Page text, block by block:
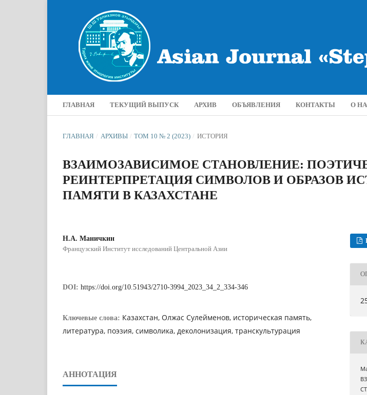
ГЛАВНАЯ ТЕКУЩИЙ ВЫПУСК АРХИВ ОБЪЯВЛЕНИЯ КОНТАКТЫ О
ГЛАВНАЯ / АРХИВЫ / ТОМ 10 № 2 (2023) / ИСТОРИЯ
ВЗАИМОЗАВИСИМОЕ СТАНОВЛЕНИЕ:
РЕИНТЕРПРЕТАЦИЯ СИМВОЛОВ И ОБРАЗОВ
ПАМЯТИ В КАЗАХСТАНЕ
Н.А. Маничкин
Французский Институт исследований Центральной Азии
DOI: https://doi.org/10.51943/2710-3994_2023_34_2_334-346
Ключевые слова: Казахстан, Олжас Сулейменов, историческая память,
литература, поэзия, символика, деколонизация, транскультурация
АННОТАЦИЯ